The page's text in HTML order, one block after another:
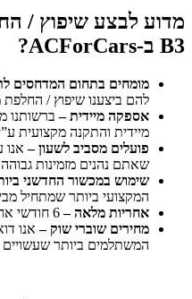
מדוע לבצע שיפוץ /
B3 ב-ACForCars?
מומחים בתחום המדחסים
להם ביצענו שיפוץ /
אספקה מיידית – ברשותנו
מיידית והתקנה מקצועית
פועלים מסביב לשעון –
שאתם נהנים מזמינות גבוהה
שימוש במכשור החדשני
המקצועי ביותר שמתחיל
אחריות מלאה –6 חודשי אחריות עבור התקנות מדחסים.
מחירים שוברי שוק – אנו
המשתלמים ביותר